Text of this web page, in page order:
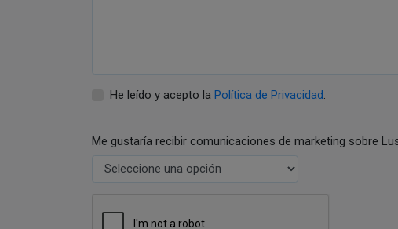
He leído y acepto la Política de Privacidad.
Me gustaría recibir comunicaciones de marketing sobre